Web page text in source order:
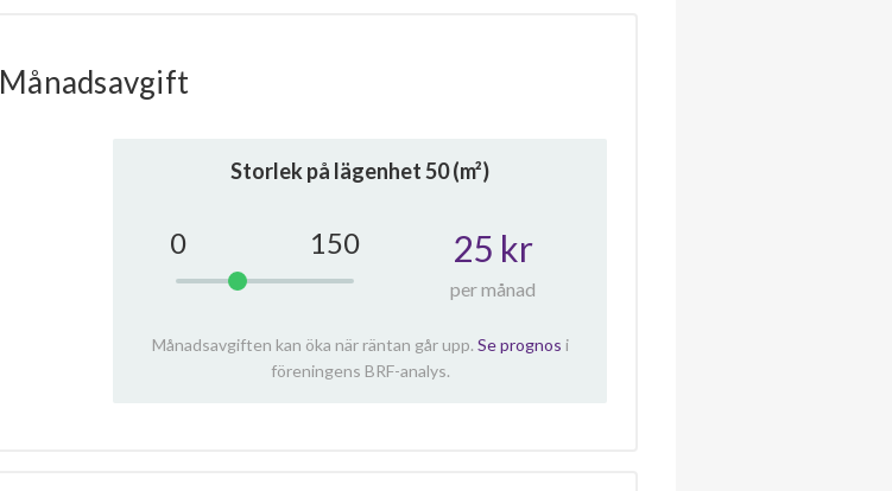
Månadsavgift
Storlek på lägenhet50(m²)
0 150 25 kr
per månad
Månadsavgiften kan öka när räntan går upp. Se prognos i
föreningens BRF-analys.